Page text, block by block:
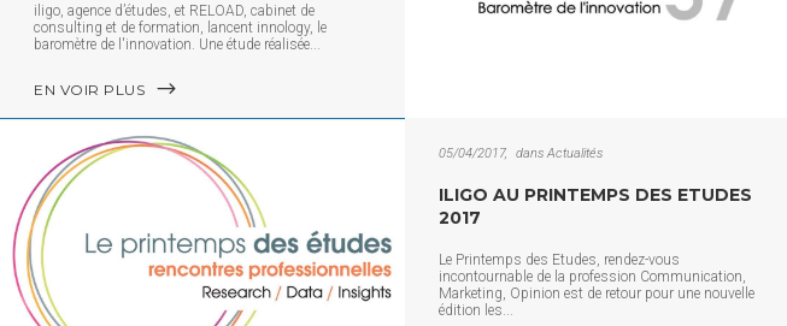
iligo, agence d’études, et RELOAD, cabinet de
consulting et de formation, lancent innology, le
baromètre de l'innovation. Une étude réalisée
EN VOIR PLUS
05/04/2017 dans Actualités
ILIGO AU PRINTEMPS DES ETUDES
2017
Le Printemps des Etudes, rendez-vous
incontournable de la profession Communication,
Marketing, Opinion est de retour pour une nouvelle
édition les